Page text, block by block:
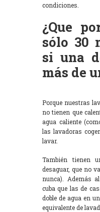
condiciones.
¿Que
sólo 30
si una
más de
Porque nuestras
no tienen que
agua caliente
las lavadoras
lavar.
También tienen
desaguar, que no
nunca). Además
cuba que las de
doble de agua en
equivalente de